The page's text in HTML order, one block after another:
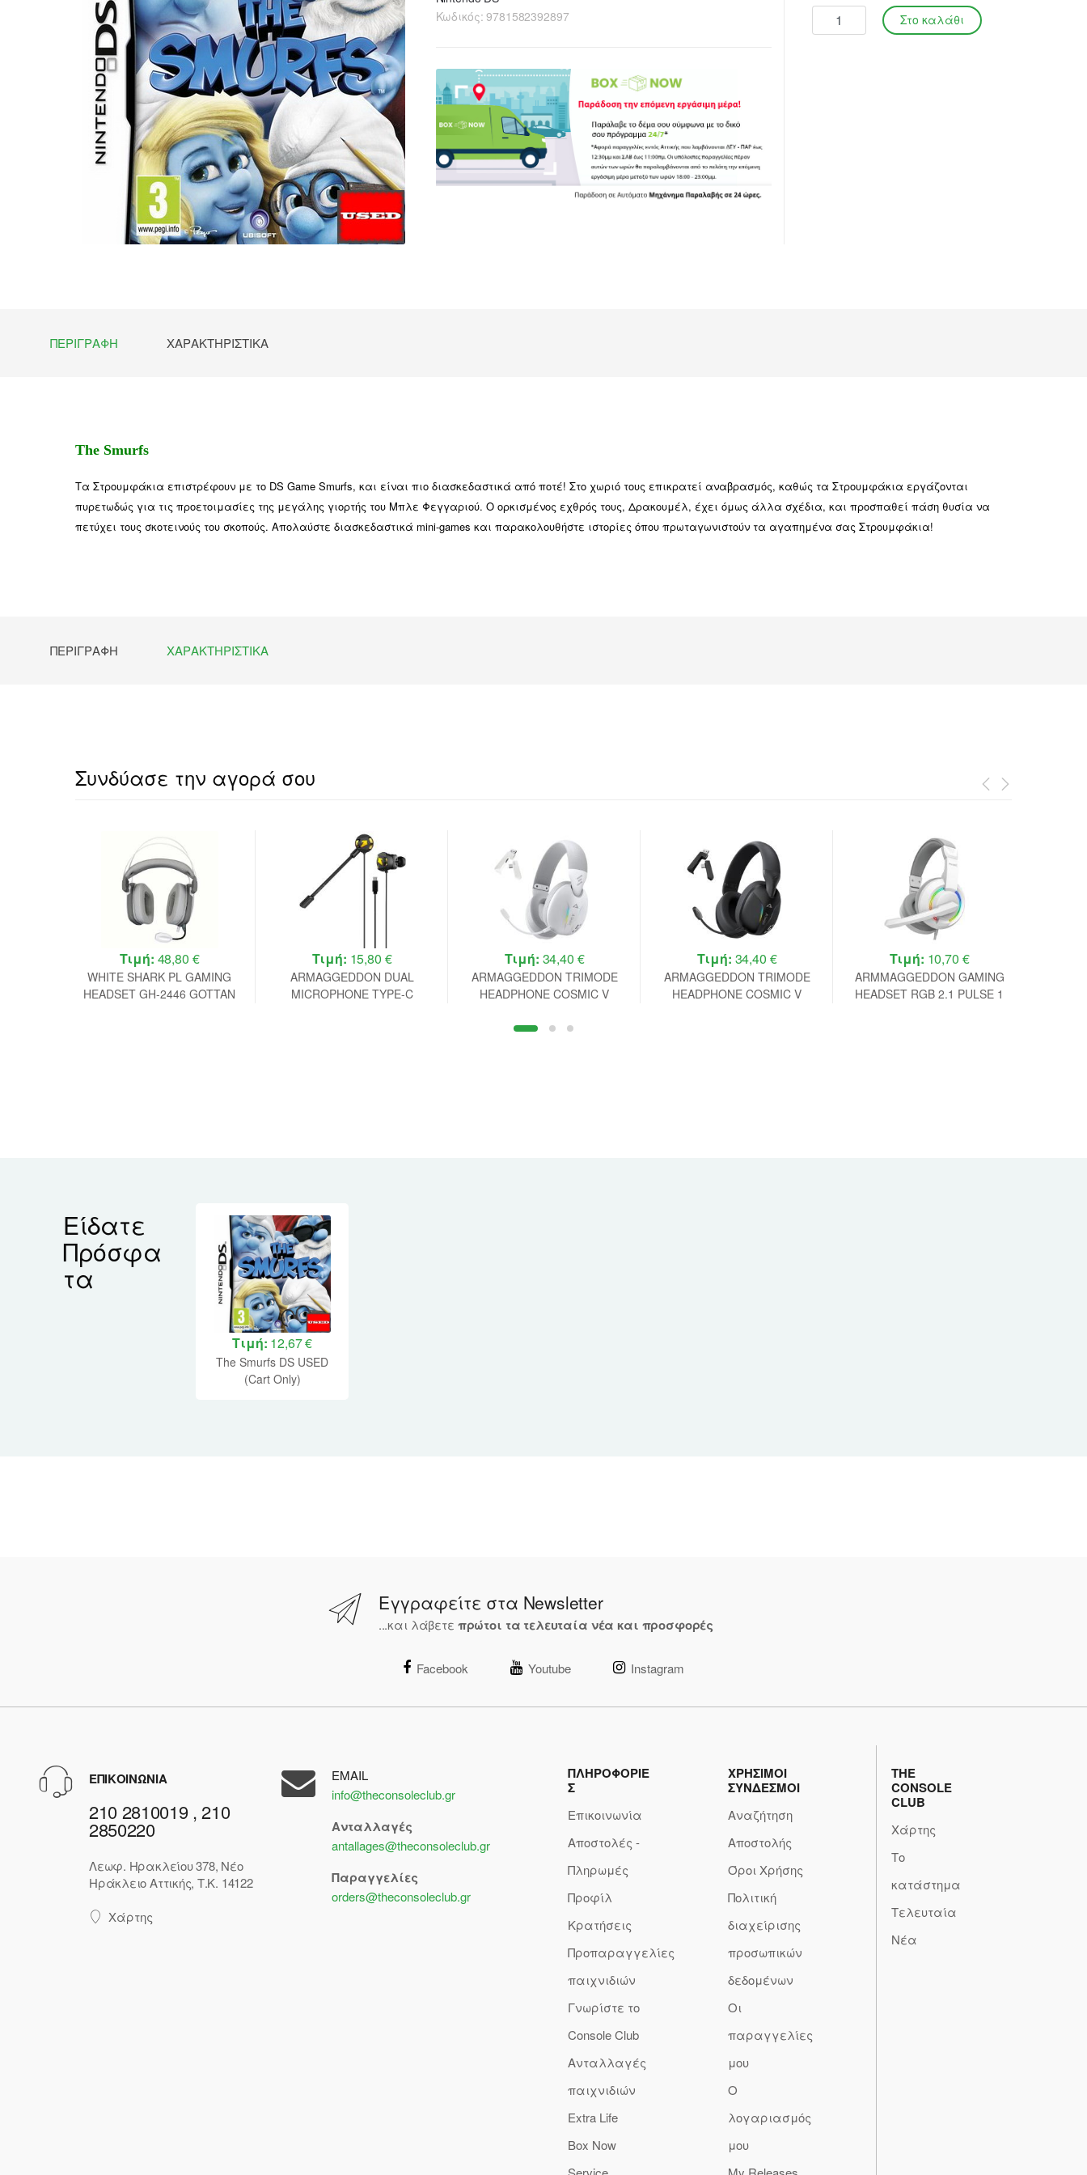
Κωδικός:9781582392897
ΠΕΡΙΓΡΑΦΉ ΧΑΡΑΚΤΗΡΙΣΤΙΚΆ
The Smurfs
Τα Στρουμφάκια επιστρέφουν με το DS Game Smurfs, και είναι πιο διασκεδαστικά από ποτέ! Στο χωριό τους επικρατεί αναβρασμός, καθώς τα Στρουμφάκια εργάζονται
πυρετωδώς για τις προετοιμασίες της μεγάλης γιορτής του Μπλε Φεγγαριού. Ο ορκισμένος εχθρός τους, Δρακουμέλ, έχει όμως άλλα σχέδια, και προσπαθεί πάση θυσία να
πετύχει τους σκοτεινούς του σκοπούς. Απολαύστε διασκεδαστικά mini-games και παρακολουθήστε ιστορίες όπου πρωταγωνιστούν τα αγαπημένα σας Στρουμφάκια!
ΠΕΡΙΓΡΑΦΉ ΧΑΡΑΚΤΗΡΙΣΤΙΚΆ
Συνδύασε την αγορά σου
Τιμή: 48,80 €
WHITE SHARK PL GAMING
HEADSET GH-2446 GOTTAN
Τιμή: 15,80 €
ARMAGGEDDON DUAL
MICROPHONE TYPE-C
Τιμή: 34,40 €
ARMAGGEDDON TRIMODE
HEADPHONE COSMIC V
Τιμή: 34,40 €
ARMAGGEDDON TRIMODE
HEADPHONE COSMIC V
Τιμή: 10,70 €
ARMMAGGEDDON GAMING
HEADSET RGB 2.1 PULSE 1
Είδατε
Πρόσφα
τα
Τιμή: 12,67 €
The Smurfs DS USED
(Cart Only)
Εγγραφείτε στα Newsletter
...και λάβετε πρώτοι τα τελευταία νέα και προσφορές
Facebook Youtube Instagram
ΕΠΙΚΟΙΝΩΝΙΑ
210 2810019 , 210
2850220
Λεωφ. Ηρακλείου 378, Νέο
Ηράκλειο Αττικής, Τ.Κ. 14122
Χάρτης
EMAIL
info@theconsoleclub.gr
Ανταλλαγές
antallages@theconsoleclub.gr
Παραγγελίες
orders@theconsoleclub.gr
ΠΛΗΡΟΦΟΡΙΕ
Σ
Επικοινωνία
Αποστολές -
Πληρωμές
Προφίλ
Κρατήσεις
Προπαραγγελίες
παιχνιδιών
Γνωρίστε το
Console Club
Ανταλλαγές
παιχνιδιών
Extra Life
Box Now
ΧΡΗΣΙΜΟΙ
ΣΥΝΔΕΣΜΟΙ
Αναζήτηση
Αποστολής
Όροι Χρήσης
Πολιτική
διαχείρισης
προσωπικών
δεδομένων
Οι
παραγγελίες
μου
Ο
λογαριασμός
μου
THE
CONSOLE
CLUB
Χάρτης
Το
κατάστημα
Τελευταία
Νέα